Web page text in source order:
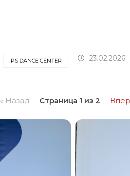
IPS DANCE CENTER 23.02.2026
« Назад Страница 1 из 2